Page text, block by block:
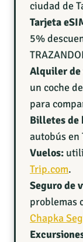
ciudad de
Tarjeta
5%
Alquiler
un coche
para
Billetes de
autobús en
Vuelos:
Trip.com.
Seguro de
problemas
Chapka